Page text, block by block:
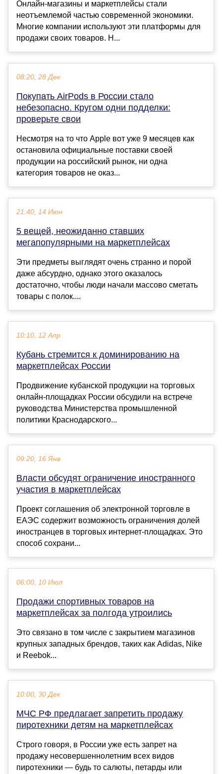
Онлайн-магазины и маркетплейсы стали
неотъемлемой частью современной экономики.
Многие компании используют эти платформы для
продажи своих товаров. Н...
08:20, 28 Дек
Покупать AirPods в России стало
небезопасно. Кругом одни подделки:
проверьте свои
Несмотря на то что Apple вот уже 9 месяцев как
остановила официальные поставки своей
продукции на российский рынок, ни одна
категория товаров не оказ...
21:40, 14 Июн
5 вещей, неожиданно ставших
мегапопулярными на маркетплейсах
Эти предметы выглядят очень странно и порой
даже абсурдно, однако этого оказалось
достаточно, чтобы люди начали массово сметать
товары с полок....
10:10, 12 Апр
Кубань стремится к доминированию на
маркетплейсах России
Продвижение кубанской продукции на торговых
онлайн-площадках России обсудили на встрече
руководства Министерства промышленной
политики Краснодарского...
09:20, 16 Янв
Власти обсудят ограничение иностранного
участия в маркетплейсах
Проект соглашения об электронной торговле в
ЕАЭС содержит возможность ограничения долей
иностранцев в торговых интернет-площадках. Это
способ сохрани...
06:00, 10 Июл
Продажи спортивных товаров на
маркетплейсах за полгода утроились
Это связано в том числе с закрытием магазинов
крупных западных брендов, таких как Adidas, Nike
и Reebok...
10:00, 30 Дек
МЧС РФ предлагает запретить продажу
пиротехники детям на маркетплейсах
Строго говоря, в России уже есть запрет на
продажу несовершеннолетним всех видов
пиротехники — будь то салюты, петарды или